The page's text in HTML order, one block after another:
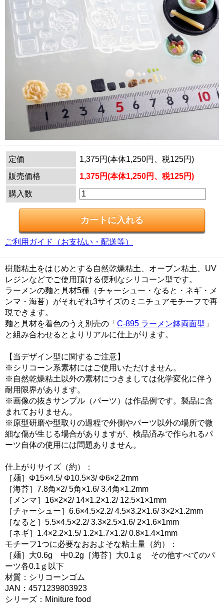
定価
1,375円(本体1,250円、税125円)
販売価格
1,375円(本体1,250円、税125円)
購入数
ご利用ガイド（お支払い・配送等）
樹脂粘土をはじめとする自然乾燥粘土、オーブン粘土、UV
レジンなどでご使用頂ける便利なシリコーン型です。
ラーメンの麺と具材5種（チャーシュー・なると・ネギ・メ
ンマ・海苔）がそれぞれ3サイズのミニチュアモチーフで再
現できます。
麺と具材を着色のうえ別売の「 C-895 ラーメン鉢両面型 」
と組み合わせるとよりリアルに仕上がります。
【当デザイン型に関するご注意】
※シリコーン系素材にはご使用いただけません。
※自然乾燥粘土以外の素材につきましては化学変化に伴う
耐用限界があります。
※画像の抜きサンプル（パーツ）は作品例です。製品に含
まれておりません。
※原型研磨や型取りの過程で外側やパーツ以外の場所で微
細な傷が生じる場合がありますが、検品済みで作られるパ
ーツ自体の使用には問題ありません。
仕上がりサイズ（約）：
［麺］Φ15×4.5/ Φ10.5×3/ Φ6×2.2mm
［海苔］7.8角×2/ 5角×1.6/ 3.4角×1.2mm
［メンマ］16×2×2/ 14×1.2×1.2/ 12.5×1×1mm
［チャーシュー］6.6×4.5×2.2/ 4.5×3.2×1.6/ 3×2×1.2mm
［なると］5.5×4.5×2.2/ 3.3×2.5×1.6/ 2×1.6×1mm
［ネギ］1.4×2.2×1.5/ 1.2×1.7×1.2/ 0.8×1.4×1mm
モチーフ1つに必要なおおよそな粘土量（約）：
［麺］大0.6g 中0.2g［海苔］大0.1ｇ その他すべてのパ
ーツ各0.1ｇ以下
材質：シリコーンゴム
JAN：4571239803923
シリーズ：Miniture food